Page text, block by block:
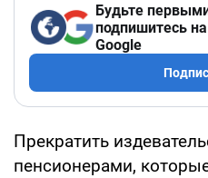
Будьте
подпишитесь
Google
Прекратить
пенсионерами,